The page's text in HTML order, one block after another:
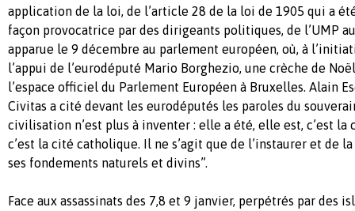
application de la loi, de l’article 28 de la loi de 1905 qui a
façon provocatrice par des dirigeants politiques, de l’UMP
apparue le 9 décembre au parlement européen, où, à
l’appui de l’eurodéputé Mario Borghezio, une crèche de
l’espace officiel du Parlement Européen à Bruxelles. Alain
Civitas a cité devant les eurodéputés les paroles du
civilisation n’est plus à inventer : elle a été, elle est, c’est
c’est la cité catholique. Il ne s’agit que de l’instaurer et de
ses fondements naturels et divins”.
Face aux assassinats des 7,8 et 9 janvier, perpétrés par des